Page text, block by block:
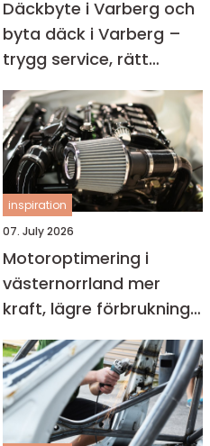
Däckbyte i Varberg och
byta däck i Varberg –
trygg service, rätt
timing och bättre
körning
inspiration
07. July 2026
Motoroptimering i
västernorrland mer
kraft, lägre förbrukning
och roligare körning